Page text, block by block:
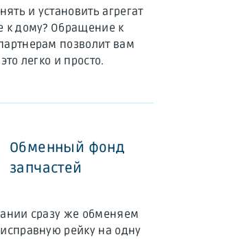
и установить агрегат
к дому? Обращение к
позволит вам
легко и просто.
Обменный фонд
запчастей
сразу же обменяем
рейку на одну